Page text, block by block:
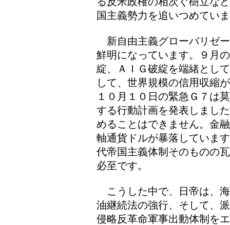
国主義勢力を追いつめてい
新自由主義グローバリゼ
鮮明になっています。９月
綻、ＡＩＧ破綻を端緒とし
して、世界規模の信用収縮
１０月１０日の緊急Ｇ７は
する行動計画を発表しまし
めることはできません。金
軸通貨ドルが暴落していま
代帝国主義体制そのものの
必至です。
こうした中で、日帝は、
油継続法の強行、そして、
侵略反革命軍事出動体制を